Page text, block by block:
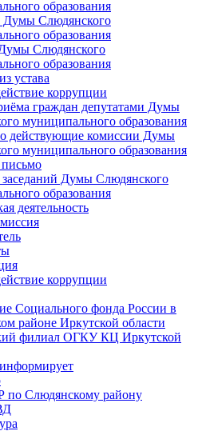
образования
Думы Слюдянского
образования
Слюдянского
образования
устава
коррупции
граждан депутатами Думы
муниципального образования
действующие комиссии Думы
муниципального образования
Думы Слюдянского
образования
деятельность
коррупции
Социального фонда России в
районе Иркутской области
филиал ОГКУ КЦ Иркутской
Слюдянскому району